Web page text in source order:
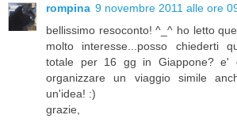
rompina 9 novembre 2011 alle ore
bellissimo resoconto! ^_^ ho letto
molto interesse...posso chiederti
totale per 16 gg in Giappone? e'
organizzare un viaggio simile
un'idea! :)
grazie,